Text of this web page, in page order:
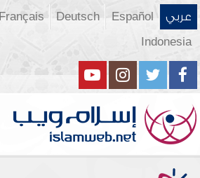
عربي Español
Deutsch
Français
Indonesia